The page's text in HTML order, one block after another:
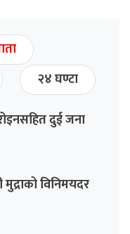
२४ घण्टा
दुई जना
विनिमयदर